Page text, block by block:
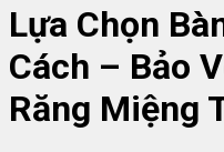
Lựa Chọn
Cách – Bảo
Răng Miệng